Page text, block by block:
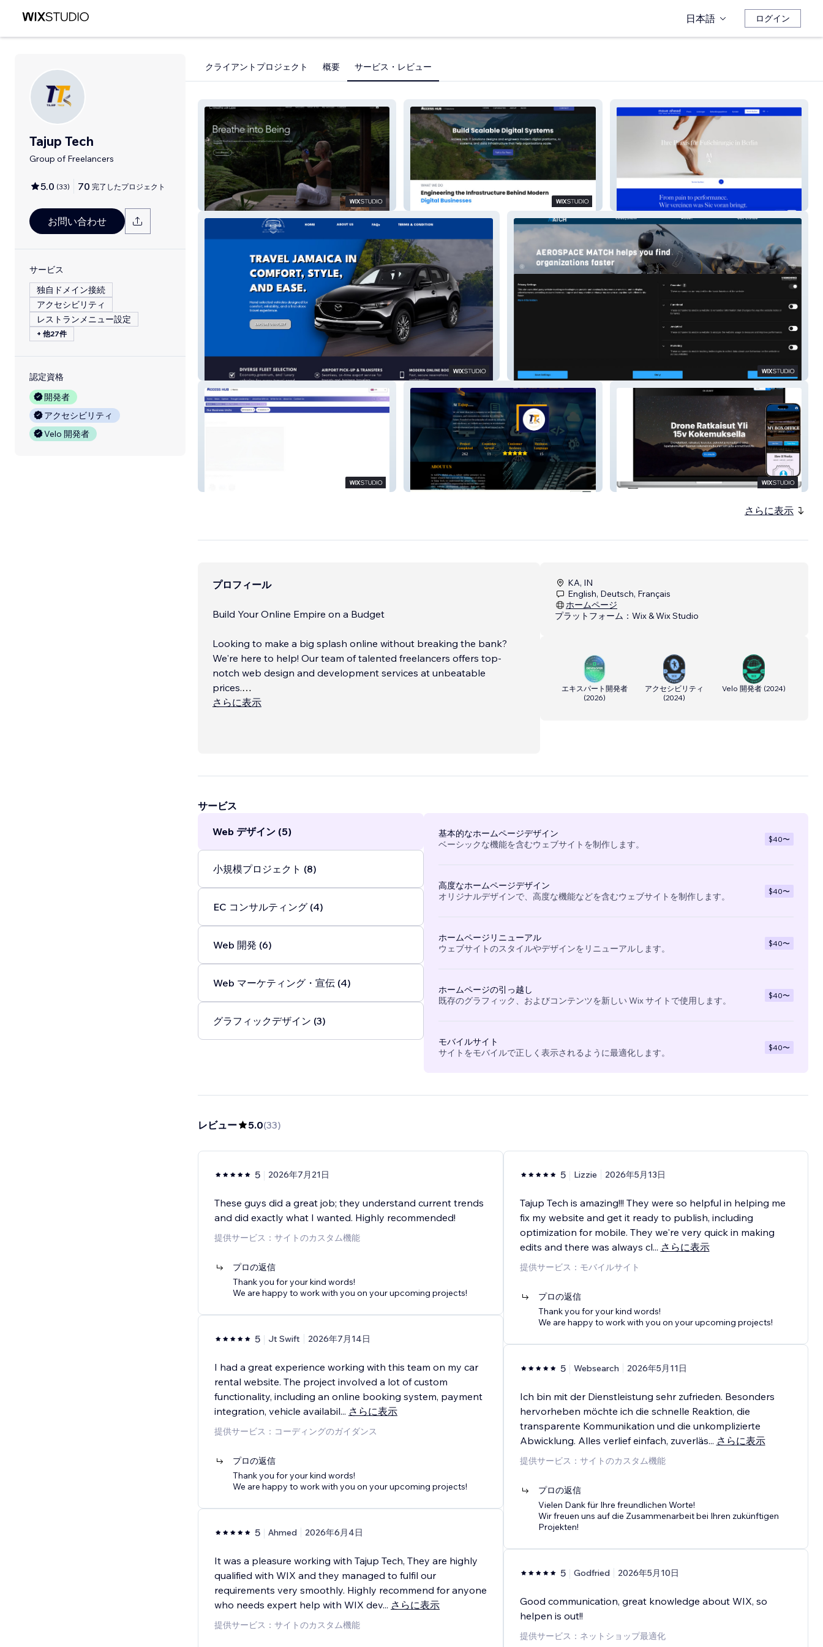
日本語 ログイン
Tajup Tech
Group of Freelancers
5.0 (33) 70 完了したプロジェクト
お問い合わせ
サービス
独自ドメイン接続
アクセシビリティ
レストランメニュー設定
+ 他27件
認定資格
開発者
アクセシビリティ
Velo 開発者
クライアントプロジェクト 概要 サービス・レビュー
Breathe with Lizzie Access Hub IT Solutions MOVE AHEAD PRAXIS
Jt Swift Rentals Aerospace Match
Tajup Tech Skydata
さらに表示
プロフィール
Build Your Online Empire on a Budget
Looking to make a big splash online without breaking the bank?
We're here to help! Our team of talented freelancers offers top-
notch web design and development services at unbeatable
prices.
さらに表示
KA, IN
English, Deutsch, Français
ホームページ
プラットフォーム： Wix & Wix Studio
エキスパート開発者
(2026)
アクセシビリティ
(2024)
Velo 開発者 (2024)
サービス
Web デザイン (5)
小規模プロジェクト (8)
EC コンサルティング (4)
Web 開発 (6)
Web マーケティング・宣伝 (4)
グラフィックデザイン (3)
基本的なホームページデザイン
ベーシックな機能を含むウェブサイトを制作します。
$40〜
高度なホームページデザイン
オリジナルデザインで、高度な機能などを含むウェブサイトを制作します。
$40〜
ホームページリニューアル
ウェブサイトのスタイルやデザインをリニューアルします。
$40〜
ホームページの引っ越し
既存のグラフィック、およびコンテンツを新しい Wix サイトで使用します。
$40〜
モバイルサイト
サイトをモバイルで正しく表示されるように最適化します。
$40〜
レビュー 5.0(33)
5 2026年7月21日
These guys did a great job; they understand current trends
and did exactly what I wanted. Highly recommended!
提供サービス：サイトのカスタム機能
プロの返信
Thank you for your kind words!
We are happy to work with you on your upcoming projects!
5 Jt Swift 2026年7月14日
I had a great experience working with this team on my car
rental website. The project involved a lot of custom
functionality, including an online booking system, payment
integration, vehicle availabil... さらに表示
提供サービス：コーディングのガイダンス
プロの返信
Thank you for your kind words!
We are happy to work with you on your upcoming projects!
5 Ahmed 2026年6月4日
It was a pleasure working with Tajup Tech, They are highly
qualified with WIX and they managed to fulfil our
requirements very smoothly. Highly recommend for anyone
who needs expert help with WIX dev... さらに表示
提供サービス：サイトのカスタム機能
5 Lizzie 2026年5月13日
Tajup Tech is amazing!!! They were so helpful in helping me
fix my website and get it ready to publish, including
optimization for mobile. They we're very quick in making
edits and there was always cl... さらに表示
提供サービス：モバイルサイト
プロの返信
Thank you for your kind words!
We are happy to work with you on your upcoming projects!
5 Websearch 2026年5月11日
Ich bin mit der Dienstleistung sehr zufrieden. Besonders
hervorheben möchte ich die schnelle Reaktion, die
transparente Kommunikation und die unkomplizierte
Abwicklung. Alles verlief einfach, zuverläs... さらに表示
提供サービス：サイトのカスタム機能
プロの返信
Vielen Dank für Ihre freundlichen Worte!
Wir freuen uns auf die Zusammenarbeit bei Ihren zukünftigen
Projekten!
5 Godfried 2026年5月10日
Good communication, great knowledge about WIX, so
helpen is out!!
提供サービス：ネットショップ最適化